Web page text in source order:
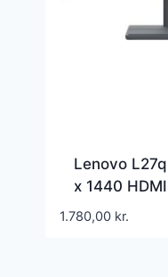
Lenovo
x 1440
1.780,00 kr.